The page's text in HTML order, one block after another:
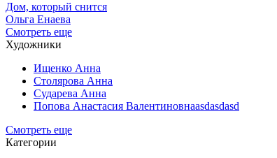
Дом, который снится
Ольга Енаева
Смотреть еще
Художники
Ищенко Анна
Столярова Анна
Сударева Анна
Попова Анастасия Валентиновнаasdasdasd
Смотреть еще
Категории